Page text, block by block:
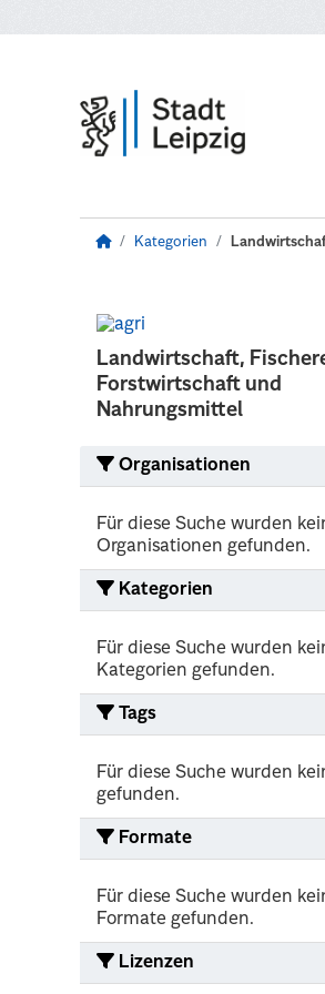
Kategorien
Landwirtschaft,
Forstwirtschaft und
Nahrungsmittel
Organisationen
Für diese Suche wurden
Organisationen gefunden.
Kategorien
Für diese Suche wurden
Kategorien gefunden.
Tags
Für diese Suche wurden
gefunden.
Formate
Für diese Suche wurden
Formate gefunden.
Lizenzen